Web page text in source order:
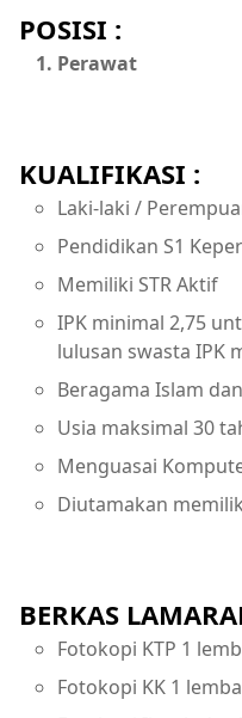
POSISI :
Perawat
KUALIFIKASI :
Laki-laki /
Pendidikan S1
Memiliki STR Aktif
IPK minimal 2,75
lulusan swasta IPK
Beragama Islam
Usia maksimal 30
Menguasai
Diutamakan
BERKAS
Fotokopi KTP 1
Fotokopi KK 1